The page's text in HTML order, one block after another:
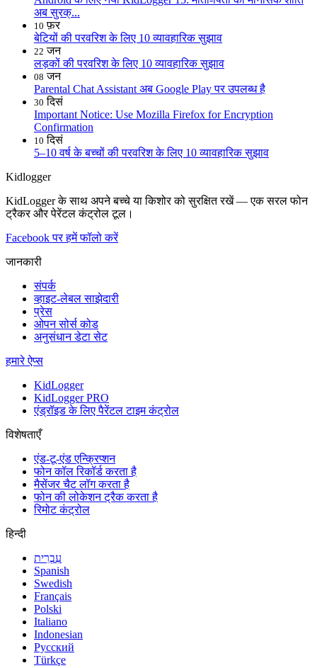
अब सुरक्...
10 फ़र
बेटियों की परवरिश के लिए 10 व्यावहारिक सुझाव
22 जन
लड़कों की परवरिश के लिए 10 व्यावहारिक सुझाव
08 जन
Parental Chat Assistant अब Google Play पर उपलब्ध है
30 दिसं
Important Notice: Use Mozilla Firefox for Encryption
Confirmation
10 दिसं
5–10 वर्ष के बच्चों की परवरिश के लिए 10 व्यावहारिक सुझाव
Kidlogger
KidLogger के साथ अपने बच्चे या किशोर को सुरक्षित रखें — एक सरल फोन
ट्रैकर और पेरेंटल कंट्रोल टूल।
Facebook पर हमें फॉलो करें
जानकारी
संपर्क
व्हाइट-लेबल साझेदारी
प्रेस
ओपन सोर्स कोड
अनुसंधान डेटा सेट
हमारे ऐप्स
KidLogger
KidLogger PRO
एंड्रॉइड के लिए पैरेंटल टाइम कंट्रोल
विशेषताएँ
एंड-टू-एंड एन्क्रिप्शन
फोन कॉल रिकॉर्ड करता है
मैसेंजर चैट लॉग करता है
फोन की लोकेशन ट्रैक करता है
रिमोट कंट्रोल
हिन्दी
עִבְרִית
Spanish
Swedish
Français
Polski
Italiano
Indonesian
Русский
Türkçe